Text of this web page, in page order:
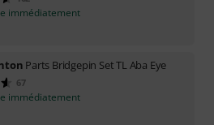
immédiatement
Parts Bridgepin Set TL Aba Eye
67
immédiatement